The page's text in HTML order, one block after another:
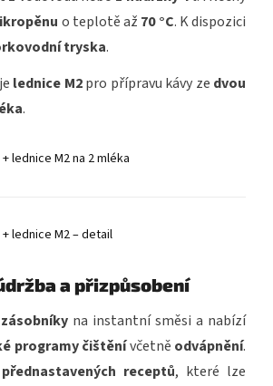
o teplotě až 70 °C. K dispozici
tryska.
lednice M2pro přípravu kávy ze dvou
.
a přizpůsobení
na instantní směsi a nabízí
programy čištěnívčetně odvápnění.
receptů, které lze